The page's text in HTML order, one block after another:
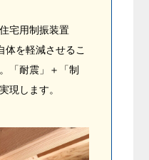
宅用制振装置
体を軽減させるこ
「耐震」＋「制
現します。